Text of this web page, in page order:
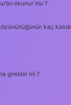
okunur mu ?
kaç
girebilir mi ?